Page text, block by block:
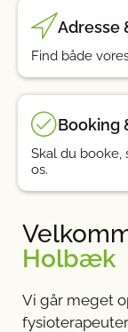
Adresse
Find både
Booking
Skal du
os.
Holbæk
Vi går meget